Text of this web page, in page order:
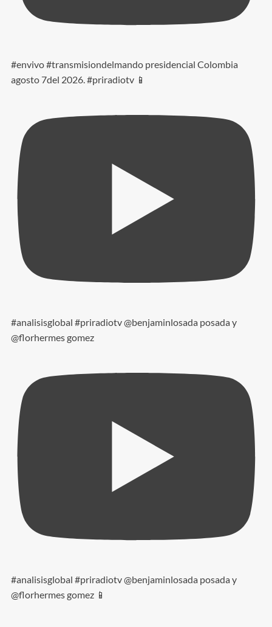
#envivo #transmisiondelmando presidencial Colombia
agosto 7del 2026. #priradiotv 📱
#analisisglobal #priradiotv @benjaminlosada posada y
@florhermes gomez
#analisisglobal #priradiotv @benjaminlosada posada y
@florhermes gomez 📱